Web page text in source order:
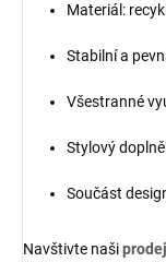
Materiál:
Stabilní a
Všestranné
Stylový
Součást
Navštivte naši